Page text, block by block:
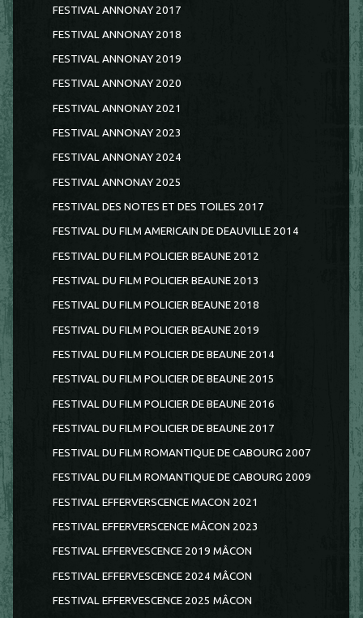
FESTIVAL ANNONAY 2017
FESTIVAL ANNONAY 2018
FESTIVAL ANNONAY 2019
FESTIVAL ANNONAY 2020
FESTIVAL ANNONAY 2021
FESTIVAL ANNONAY 2023
FESTIVAL ANNONAY 2024
FESTIVAL ANNONAY 2025
FESTIVAL DES NOTES ET DES TOILES 2017
FESTIVAL DU FILM AMERICAIN DE DEAUVILLE 2014
FESTIVAL DU FILM POLICIER BEAUNE 2012
FESTIVAL DU FILM POLICIER BEAUNE 2013
FESTIVAL DU FILM POLICIER BEAUNE 2018
FESTIVAL DU FILM POLICIER BEAUNE 2019
FESTIVAL DU FILM POLICIER DE BEAUNE 2014
FESTIVAL DU FILM POLICIER DE BEAUNE 2015
FESTIVAL DU FILM POLICIER DE BEAUNE 2016
FESTIVAL DU FILM POLICIER DE BEAUNE 2017
FESTIVAL DU FILM ROMANTIQUE DE CABOURG 2007
FESTIVAL DU FILM ROMANTIQUE DE CABOURG 2009
FESTIVAL EFFERVERSCENCE MACON 2021
FESTIVAL EFFERVERSCENCE MÂCON 2023
FESTIVAL EFFERVESCENCE 2019 MÂCON
FESTIVAL EFFERVESCENCE 2024 MÂCON
FESTIVAL EFFERVESCENCE 2025 MÂCON